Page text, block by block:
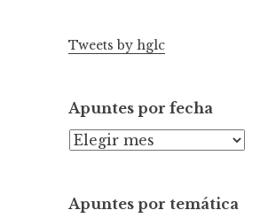
Tweets by hglc
Apuntes por fecha
A
n
Apuntes por temática